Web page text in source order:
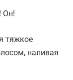
Он!
тяжкое
наливая